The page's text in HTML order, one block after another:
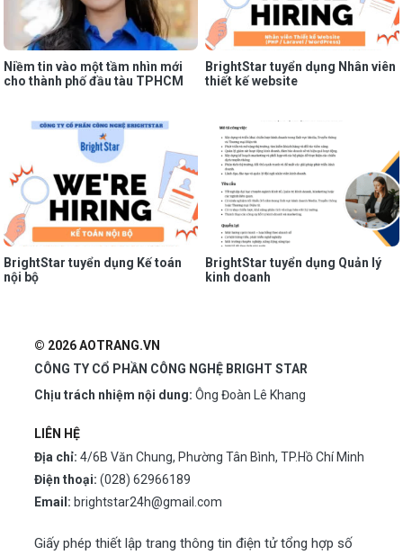
Niềm tin vào một tầm nhìn mới
cho thành phố đầu tàu TPHCM
BrightStar tuyển dụng Nhân viên
thiết kế website
BrightStar tuyển dụng Kế toán
nội bộ
BrightStar tuyển dụng Quản lý
kinh doanh
© 2026 AOTRANG.VN
CÔNG TY CỔ PHẦN CÔNG NGHỆ BRIGHT STAR
Chịu trách nhiệm nội dung: Ông Đoàn Lê Khang
LIÊN HỆ
Địa chỉ: 4/6B Văn Chung, Phường Tân Bình, TP.Hồ Chí Minh
Điện thoại: (028) 62966189
Email: brightstar24h@gmail.com
Giấy phép thiết lập trang thông tin điện tử tổng hợp số